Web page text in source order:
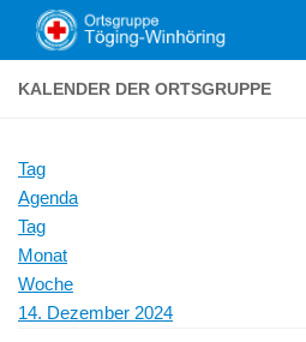
Zum Inhalt springen
KALENDER DER ORTSGRUPPE
Tag
Agenda
Tag
Monat
Woche
14. Dezember 2024